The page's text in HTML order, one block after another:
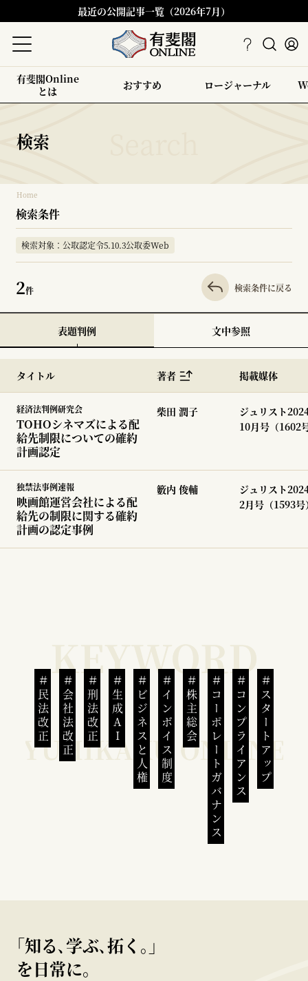
最近の公開記事一覧（2026年7月）
有斐閣Online
とは
おすすめ ロージャーナル
検索
Home
検索条件
検索対象：公取認定令5.10.3公取委Web
2件 検索条件に戻る
表題判例 文中参照
タイトル 著者 掲載媒体
経済法判例研究会
TOHOシネマズによる配
給先制限についての確約
計画認定
柴田 潤子
ジュリスト
10月号（1602
独禁法事例速報
映画館運営会社による配
給先の制限に関する確約
計画の認定事例
籔内 俊輔
ジュリスト
2月号（1593号
民法改正 会社法改正 刑法改正 生成AI ビジネスと人権インボイス制度 株主総会 コーポレートガバナンスコンプライアンススタートアップ
｢知る､学ぶ､拓く｡｣
を日常に。